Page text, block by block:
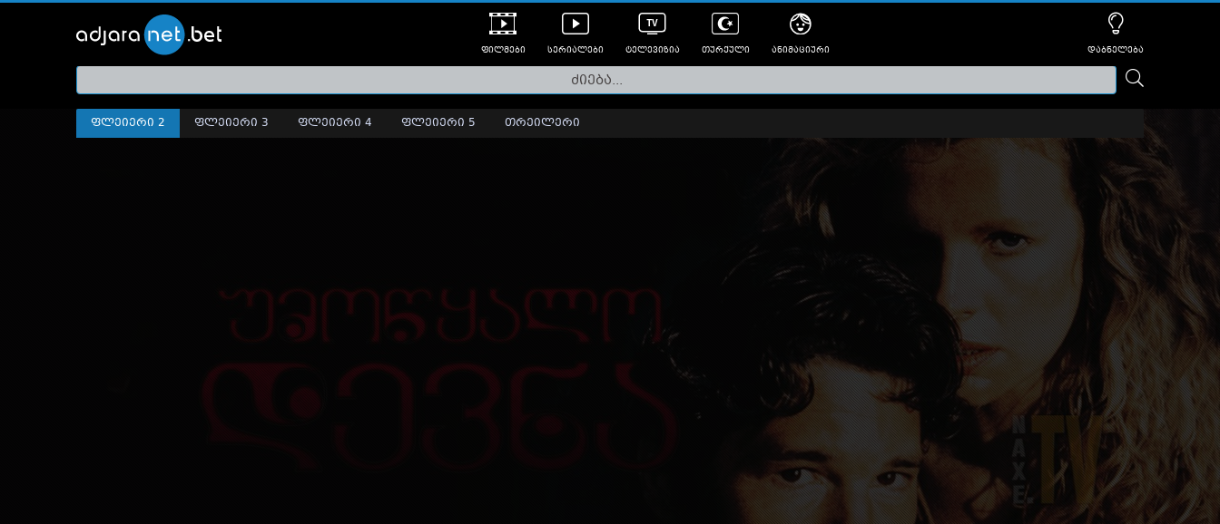
ფილმები
თრეილერები
სერიალები ტელევიზია თურქული ანიმაციური დაბნელება
ფლეიერი 2 ფლეიერი 3 ფლეიერი 4 ფლეიერი 5 თრეილერი